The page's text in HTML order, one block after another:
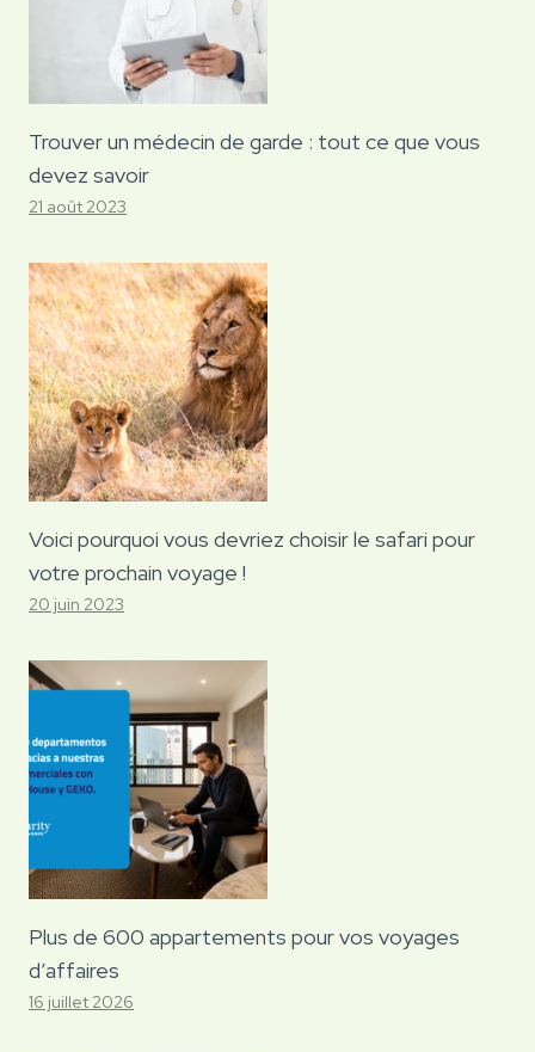
Trouver un médecin de garde : tout ce que vous
devez savoir
21 août 2023
Voici pourquoi vous devriez choisir le safari pour
votre prochain voyage !
20 juin 2023
Plus de 600 appartements pour vos voyages
d’affaires
16 juillet 2026